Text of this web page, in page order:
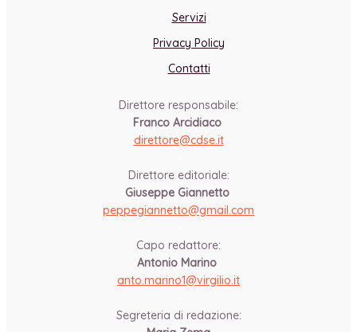
Servizi
Privacy Policy
Contatti
Direttore responsabile:
Franco Arcidiaco
direttore@cdse.it
Direttore editoriale:
Giuseppe Giannetto
peppegiannetto@gmail.com
Capo redattore:
Antonio Marino
anto.marino1@virgilio.it
Segreteria di redazione: